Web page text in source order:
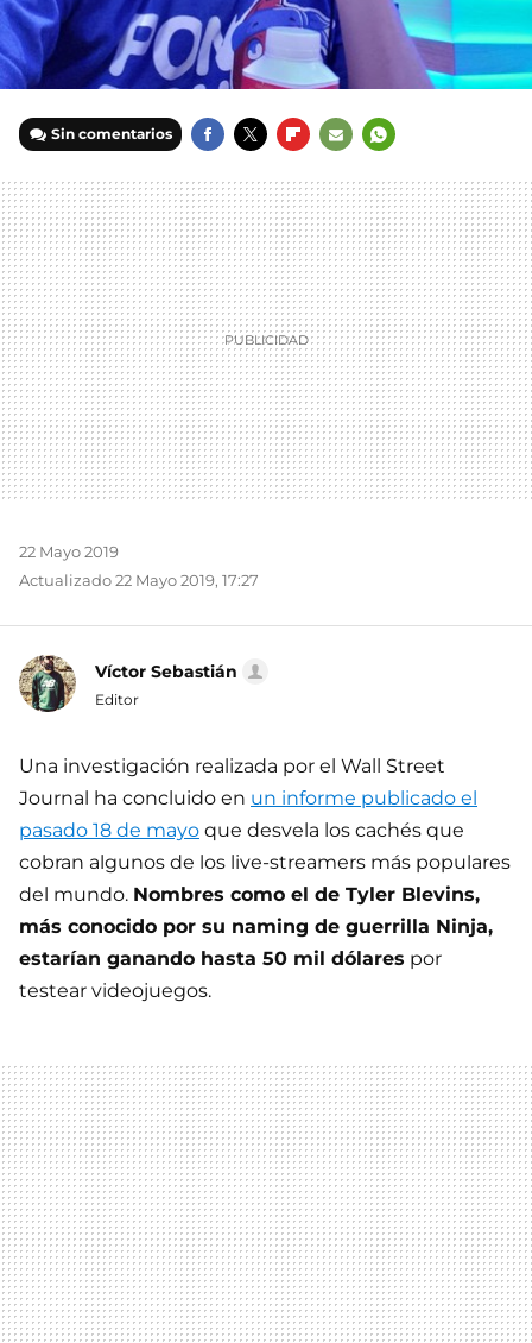
Sin comentarios
MAIL
22 Mayo 2019
Actualizado 22 Mayo 2019, 17:27
Víctor Sebastián
Editor
Una investigación realizada por el Wall Street
Journal ha concluido en un informe publicado el
pasado 18 de mayo que desvela los cachés que
cobran algunos de los live-streamers más populares
del mundo. Nombres como el de Tyler Blevins,
más conocido por su naming de guerrilla Ninja,
estarían ganando hasta 50 mil dólares por
testear videojuegos.